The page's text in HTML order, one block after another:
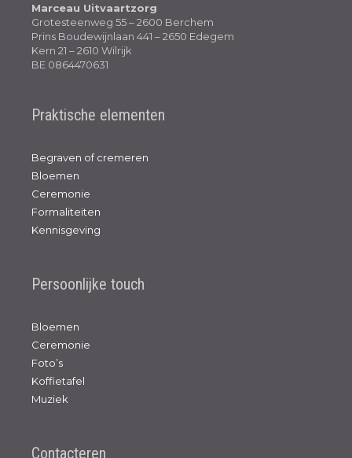
Marceau Uitvaartzorg
Grotesteenweg 55 – 2600 Berchem
Prins Boudewijnlaan 441 – 2650 Edegem
Kern 21 – 2610 Wilrijk
BE 0864470631
Praktische elementen
Begraven of cremeren
Bloemen
Ceremonie
Formaliteiten
Kennisgeving
Persoonlijke touch
Bloemen
Ceremonie
Foto’s
Koffietafel
Muziek
Contacteren